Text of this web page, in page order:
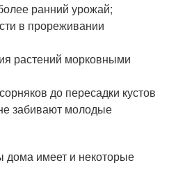
ранний урожай;
в прореживании
растений морковными
до пересадки кустов
забивают молодые
дома имеет и некоторые